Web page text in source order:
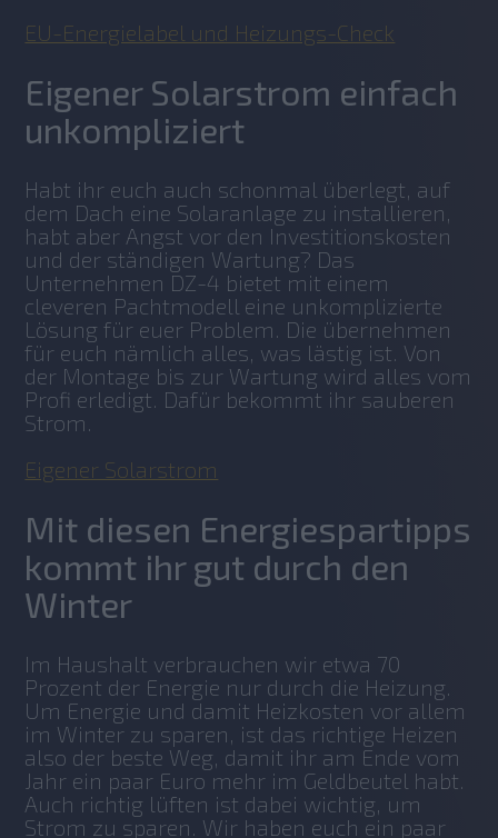
EU-Energielabel und Heizungs-Check
Eigener Solarstrom einfach
unkompliziert
Habt ihr euch auch schonmal überlegt, auf
dem Dach eine Solaranlage zu installieren,
habt aber Angst vor den Investitionskosten
und der ständigen Wartung? Das
Unternehmen DZ-4 bietet mit einem
cleveren Pachtmodell eine unkomplizierte
Lösung für euer Problem. Die übernehmen
für euch nämlich alles, was lästig ist. Von
der Montage bis zur Wartung wird alles vom
Profi erledigt. Dafür bekommt ihr sauberen
Strom.
Eigener Solarstrom
Mit diesen Energiespartipps
kommt ihr gut durch den
Winter
Im Haushalt verbrauchen wir etwa 70
Prozent der Energie nur durch die Heizung.
Um Energie und damit Heizkosten vor allem
im Winter zu sparen, ist das richtige Heizen
also der beste Weg, damit ihr am Ende vom
Jahr ein paar Euro mehr im Geldbeutel habt.
Auch richtig lüften ist dabei wichtig, um
Strom zu sparen. Wir haben euch ein paar